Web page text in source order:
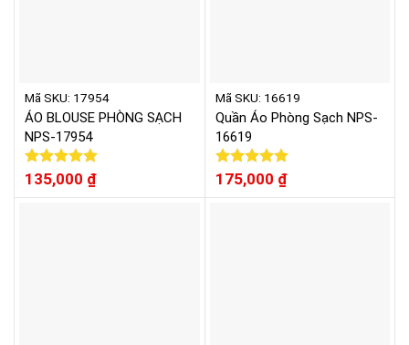
Mã SKU: 17954
ÁO BLOUSE PHÒNG SẠCH
NPS-17954
Được xếp
hạng
135,000 ₫
Mã SKU: 16619
Quần Áo Phòng Sạch NPS-
16619
Được xếp
hạng
175,000 ₫